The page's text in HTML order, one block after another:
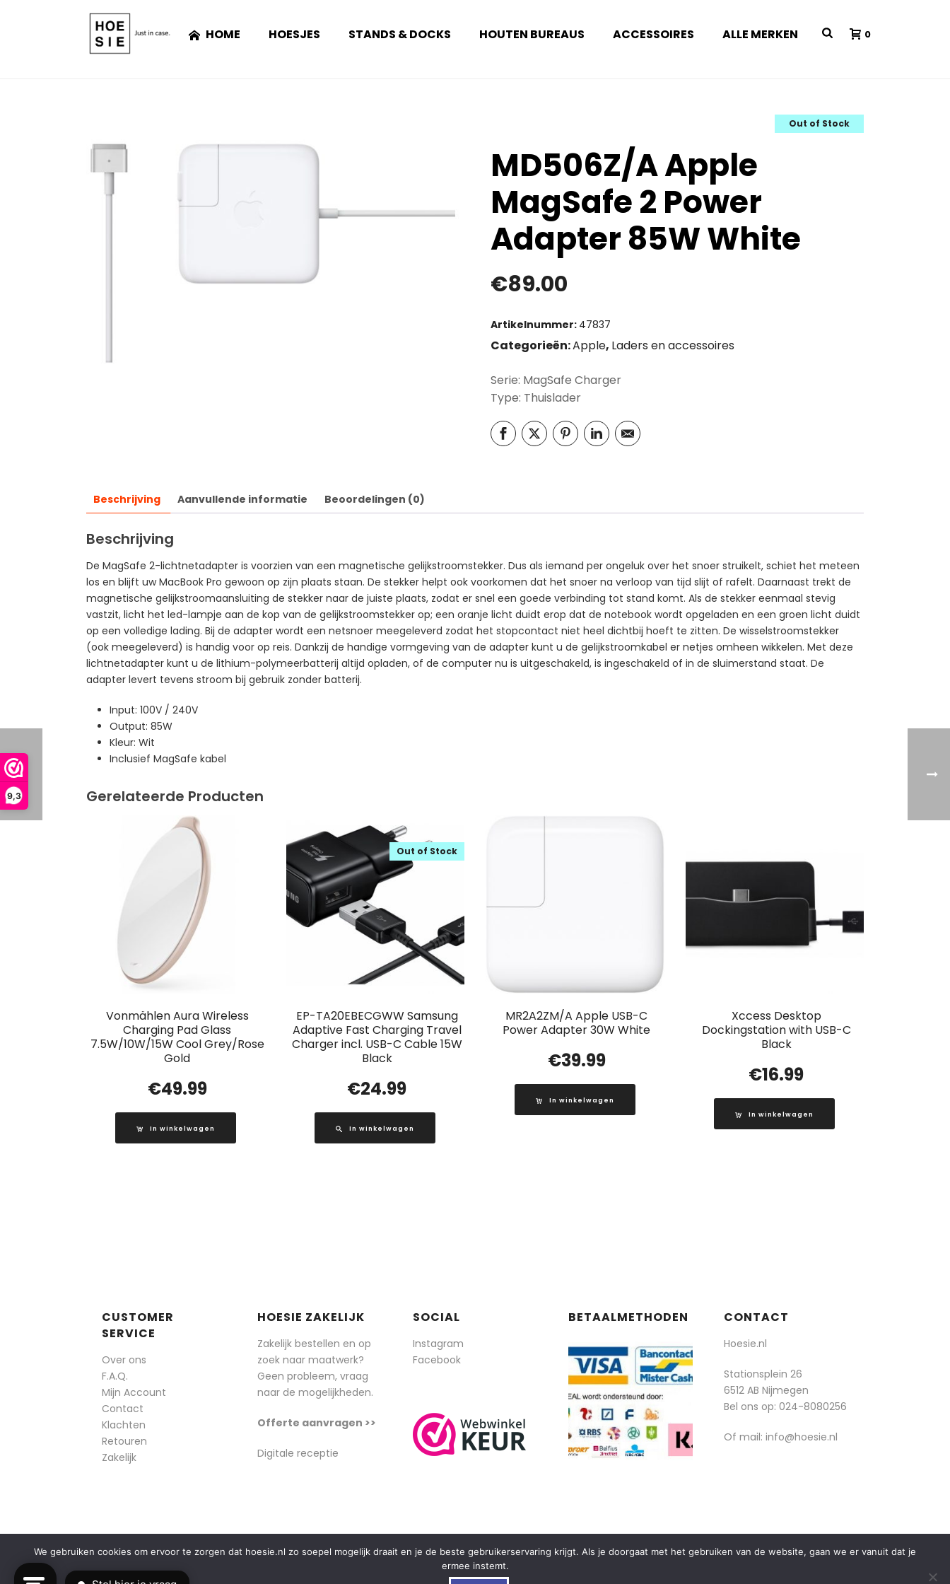
9,3
HOME HOESJES STANDS & DOCKS HOUTEN BUREAUS ACCESSOIRES ALLE MERKEN 0
Out of Stock
MD506Z/A Apple
MagSafe 2 Power
Adapter 85W White
€89.00
Artikelnummer: 47837
Categorieën:Apple, Laders en accessoires
Serie: MagSafe Charger
Type: Thuislader
Beschrijving Aanvullende informatie Beoordelingen (0)
Beschrijving
De MagSafe 2-lichtnetadapter is voorzien van een magnetische gelijkstroomstekker. Dus als iemand per ongeluk over het snoer struikelt, schiet het meteen
los en blijft uw MacBook Pro gewoon op zijn plaats staan. De stekker helpt ook voorkomen dat het snoer na verloop van tijd slijt of rafelt. Daarnaast trekt de
magnetische gelijkstroomaansluiting de stekker naar de juiste plaats, zodat er snel een goede verbinding tot stand komt. Als de stekker eenmaal stevig
vastzit, licht het led-lampje aan de kop van de gelijkstroomstekker op; een oranje licht duidt erop dat de notebook wordt opgeladen en een groen licht duidt
op een volledige lading. Bij de adapter wordt een netsnoer meegeleverd zodat het stopcontact niet heel dichtbij hoeft te zitten. De wisselstroomstekker
(ook meegeleverd) is handig voor op reis. Dankzij de handige vormgeving van de adapter kunt u de gelijkstroomkabel er netjes omheen wikkelen. Met deze
lichtnetadapter kunt u de lithium-polymeerbatterij altijd opladen, of de computer nu is uitgeschakeld, is ingeschakeld of in de sluimerstand staat. De
adapter levert tevens stroom bij gebruik zonder batterij.
Input: 100V / 240V
Output: 85W
Kleur: Wit
Inclusief MagSafe kabel
Gerelateerde Producten
Vonmählen Aura Wireless
Charging Pad Glass
7.5W/10W/15W Cool Grey/Rose
Gold
€49.99
In winkelwagen
EP-TA20EBECGWW Samsung
Adaptive Fast Charging Travel
Charger incl. USB-C Cable 15W
Black
Out of Stock
€24.99
In winkelwagen
MR2A2ZM/A Apple USB-C
Power Adapter 30W White
€39.99
In winkelwagen
Xccess Desktop
Dockingstation with USB-C
Black
€16.99
In winkelwagen
CUSTOMER
SERVICE
Over ons
F.A.Q.
Mijn Account
Contact
Klachten
Retouren
Zakelijk
HOESIE ZAKELIJK
Zakelijk bestellen en op
zoek naar maatwerk?
Geen probleem, vraag
naar de mogelijkheden.
Offerte aanvragen >>
Digitale receptie
SOCIAL
Instagram
Facebook
BETAALMETHODEN CONTACT
Hoesie.nl
Stationsplein 26
6512 AB Nijmegen
Bel ons op: 024-8080256
Of mail: info@hoesie.nl
We gebruiken cookies om ervoor te zorgen dat hoesie.nl zo soepel mogelijk draait en je de beste gebruikerservaring krijgt. Als je doorgaat met het gebruiken van de website, gaan we er vanuit dat je
ermee instemt.